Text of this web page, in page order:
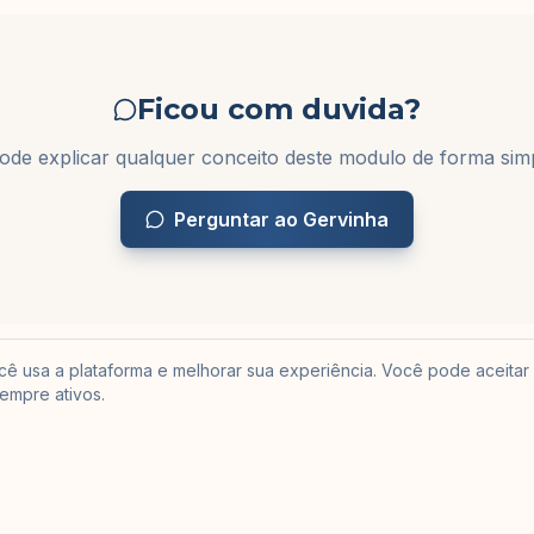
Ficou com duvida?
explicar qualquer conceito deste modulo de forma
Perguntar ao Gervinha
usa a plataforma e melhorar sua experiência. Você pode
ativos.